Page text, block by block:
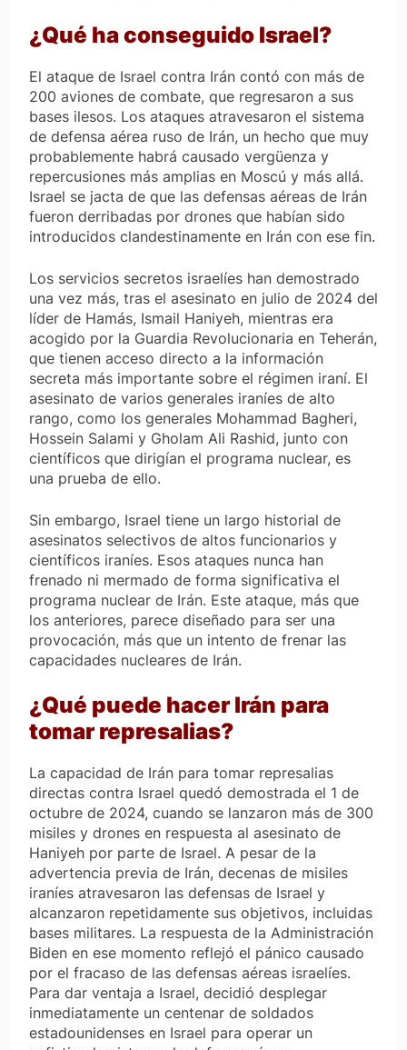
¿Qué ha conseguido Israel?
El ataque de Israel contra Irán contó con más de
200 aviones de combate, que regresaron a sus
bases ilesos. Los ataques atravesaron el sistema
de defensa aérea ruso de Irán, un hecho que muy
probablemente habrá causado vergüenza y
repercusiones más amplias en Moscú y más allá.
Israel se jacta de que las defensas aéreas de Irán
fueron derribadas por drones que habían sido
introducidos clandestinamente en Irán con ese fin.
Los servicios secretos israelíes han demostrado
una vez más, tras el asesinato en julio de 2024 del
líder de Hamás, Ismail Haniyeh, mientras era
acogido por la Guardia Revolucionaria en Teherán,
que tienen acceso directo a la información
secreta más importante sobre el régimen iraní. El
asesinato de varios generales iraníes de alto
rango, como los generales Mohammad Bagheri,
Hossein Salami y Gholam Ali Rashid, junto con
científicos que dirigían el programa nuclear, es
una prueba de ello.
Sin embargo, Israel tiene un largo historial de
asesinatos selectivos de altos funcionarios y
científicos iraníes. Esos ataques nunca han
frenado ni mermado de forma significativa el
programa nuclear de Irán. Este ataque, más que
los anteriores, parece diseñado para ser una
provocación, más que un intento de frenar las
capacidades nucleares de Irán.
¿Qué puede hacer Irán para
tomar represalias?
La capacidad de Irán para tomar represalias
directas contra Israel quedó demostrada el 1 de
octubre de 2024, cuando se lanzaron más de 300
misiles y drones en respuesta al asesinato de
Haniyeh por parte de Israel. A pesar de la
advertencia previa de Irán, decenas de misiles
iraníes atravesaron las defensas de Israel y
alcanzaron repetidamente sus objetivos, incluidas
bases militares. La respuesta de la Administración
Biden en ese momento reflejó el pánico causado
por el fracaso de las defensas aéreas israelíes.
Para dar ventaja a Israel, decidió desplegar
inmediatamente un centenar de soldados
estadounidenses en Israel para operar un